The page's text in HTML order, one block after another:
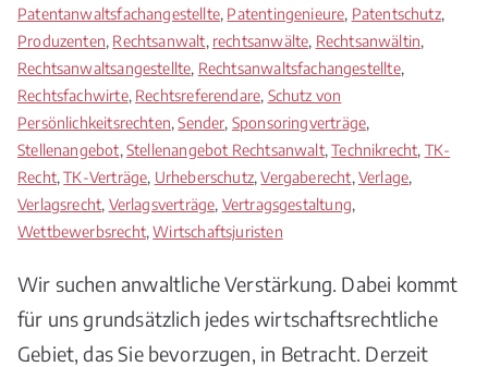
Patentanwaltsfachangestellte, Patentingenieure, Patentschutz,
Produzenten, Rechtsanwalt, rechtsanwälte, Rechtsanwältin,
Rechtsanwaltsangestellte, Rechtsanwaltsfachangestellte,
Rechtsfachwirte, Rechtsreferendare, Schutz von
Persönlichkeitsrechten,Sender, Sponsoringverträge,
Stellenangebot, Stellenangebot Rechtsanwalt,Technikrecht, TK-
Recht,TK-Verträge, Urheberschutz,Vergaberecht, Verlage,
Verlagsrecht, Verlagsverträge, Vertragsgestaltung,
Wettbewerbsrecht,Wirtschaftsjuristen
Wir suchen anwaltliche Verstärkung. Dabei kommt
für uns grundsätzlich jedes wirtschaftsrechtliche
Gebiet, das Sie bevorzugen, in Betracht. Derzeit